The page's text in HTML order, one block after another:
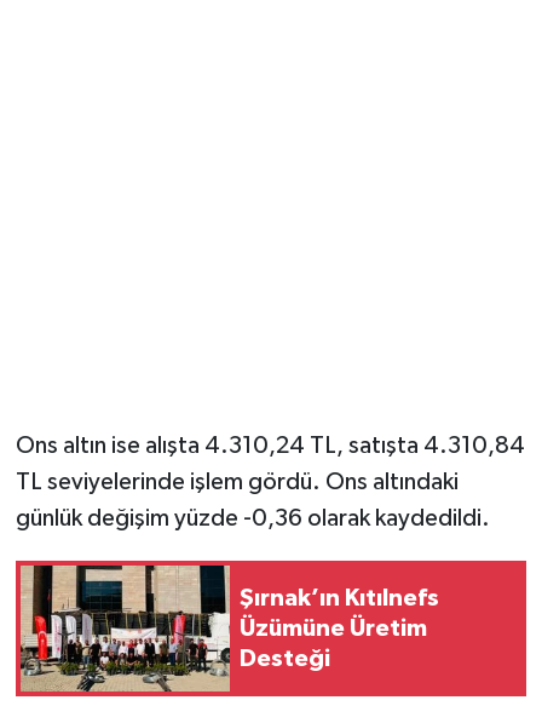
Ons altın ise alışta 4.310,24 TL, satışta 4.310,84
TL seviyelerinde işlem gördü. Ons altındaki
günlük değişim yüzde -0,36 olarak kaydedildi.
Şırnak’ın Kıtılnefs
Üzümüne Üretim
Desteği